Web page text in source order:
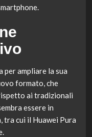
per ampliare la sua
formato, che
ai tradizionali
essere in
tra cui il Huawei Pura